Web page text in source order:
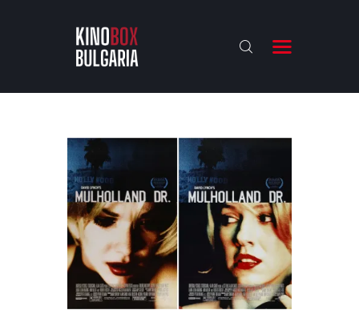
KINOBOX BULGARIA
АНАЛИЗИ
БАХТИ НАГРАДИТЕ
ИНТЕРВЮТА
ЗА НАС